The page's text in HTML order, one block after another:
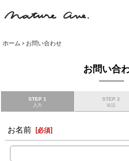
ホーム > お問い合わせ
お問い合
STEP 1
入力
STEP 2
確認
お名前 [必須]